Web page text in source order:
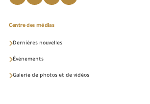
Centre des médias
Dernières nouvelles
Événements
Galerie de photos et de vidéos